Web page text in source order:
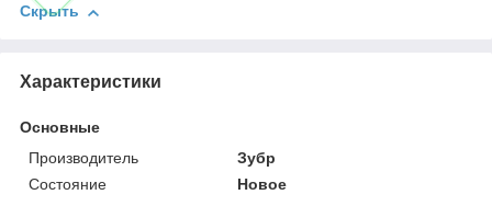
Скрыть
Характеристики
Основные
Производитель
Зубр
Состояние
Новое